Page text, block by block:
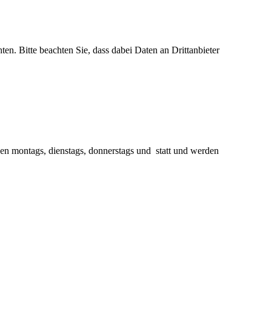
Bitte beachten Sie, dass dabei Daten an Drittanbieter
montags, dienstags, donnerstags und statt und werden